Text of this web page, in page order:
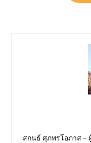
สกนธ์ ศุภพรโอภาส –